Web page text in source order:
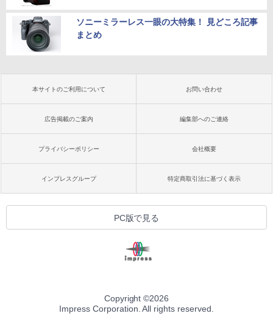
ソニーミラーレス一眼の大特集！ 見どころ記事
まとめ
本サイトのご利用について お問い合わせ
広告掲載のご案内 編集部へのご連絡
プライバシーポリシー 会社概要
インプレスグループ 特定商取引法に基づく表示
PC版で見る
Copyright ©2026
Impress Corporation. All rights reserved.